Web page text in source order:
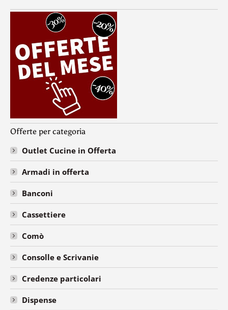
Offerte per categoria
Outlet Cucine in Offerta
Armadi in offerta
Banconi
Cassettiere
Comò
Consolle e Scrivanie
Credenze particolari
Dispense